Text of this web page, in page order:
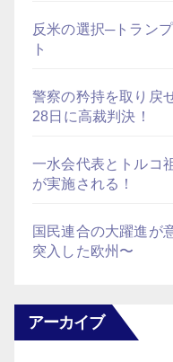
反米の選択─トラン
ト
警察の矜持を取り戻
28日に高裁判決！
一水会代表とトルコ
が実施される！
国民連合の大躍進が
突入した欧州〜
アーカイブ